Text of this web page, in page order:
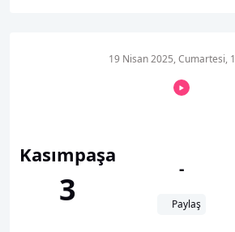
Kasımpaşa
3
19 Nisan 2025, Cumartesi,
-
Paylaş